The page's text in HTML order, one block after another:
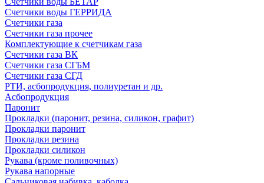
Счетчики воды ГЕРРИДА
Счетчики газа
Счетчики газа прочее
Комплектующие к счетчикам газа
Счетчики газа ВК
Счетчики газа СГБМ
Счетчики газа СГД
РТИ, асбопродукция, полиуретан и др.
Асбопродукция
Паронит
Прокладки (паронит, резина, силикон, графит)
Прокладки паронит
Прокладки резина
Прокладки силикон
Рукава (кроме поливочных)
Рукава напорные